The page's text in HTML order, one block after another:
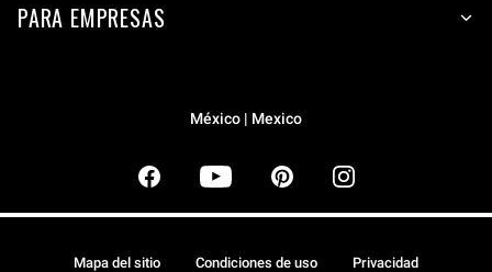
PARA EMPRESAS
México | Mexico
Mapa del sitio Condiciones de uso Privacidad